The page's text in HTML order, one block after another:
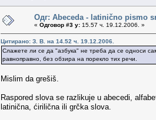
Одг: Abeceda - latinično pismo
« Одговор #3 у: 15.57 ч. 19.12.2006. »
Цитирано: З. В. на 14.52 ч. 19.12.2006.
Слажете ли се да "азбука" не треба да се односи
равноправно, без обзира на порекло тих речи.
Mislim da grešiš.
Raspored slova se razlikuje u abecedi,
latinična, ćirilična ili grčka slova.